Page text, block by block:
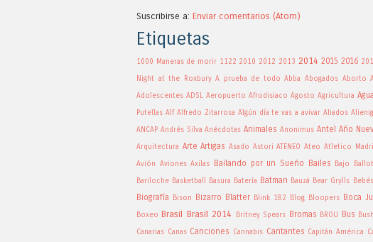
Suscribirse a: Enviar comentarios (Atom)
Etiquetas
1000 Maneras de morir 1122 2010 2012 2013 2014 2015 2016
Night at the Roxbury A prueba de todo Abba Abogados Aborto
Adolescentes ADSL Aeropuerto Afrodisiaco Agosto Agricultura Agua
Putellas Alf Alfredo Zitarrosa Algún día te vas a avivar Aliados
ANCAP Andrés Silva Anécdotas Animales Anonimus Antel Año
Arquitectura Arte Artigas Asado Astori ATENEO Ateo Atletico
Avión Aviones Axilas Bailando por un Sueño Bailes Bajo
Bariloche Basketball Basura Batería Batman Bauzá Bear Grylls Bebés
Biografía Bison Bizarro Blatter Blink 182 Blog Bloopers Boca
Boxeo Brasil Brasil 2014 Britney Spears Bromas BROU Bus Bush
Canarias Canas Canciones Cannabis Cantantes Capitán América